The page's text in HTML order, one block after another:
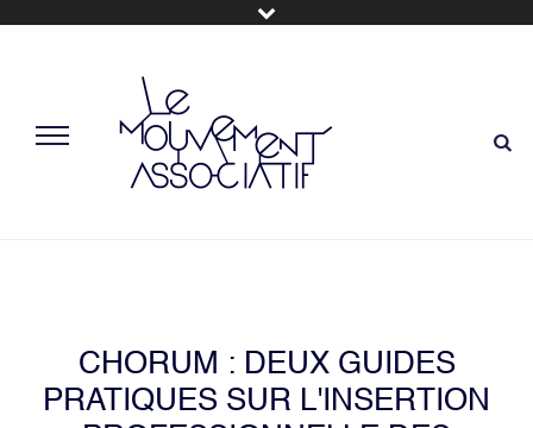
CHORUM : DEUX GUIDES
PRATIQUES SUR L'INSERTION